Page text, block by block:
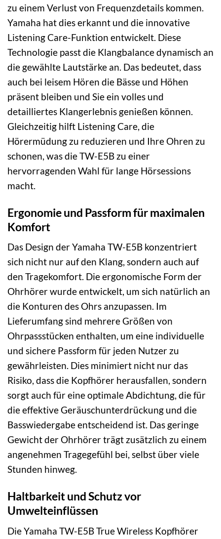
zu einem Verlust von Frequenzdetails kommen.
Yamaha hat dies erkannt und die innovative
Listening Care-Funktion entwickelt. Diese
Technologie passt die Klangbalance dynamisch an
die gewählte Lautstärke an. Das bedeutet, dass
auch bei leisem Hören die Bässe und Höhen
präsent bleiben und Sie ein volles und
detailliertes Klangerlebnis genießen können.
Gleichzeitig hilft Listening Care, die
Hörermüdung zu reduzieren und Ihre Ohren zu
schonen, was die TW-E5B zu einer
hervorragenden Wahl für lange Hörsessions
macht.
Ergonomie und Passform für maximalen
Komfort
Das Design der Yamaha TW-E5B konzentriert
sich nicht nur auf den Klang, sondern auch auf
den Tragekomfort. Die ergonomische Form der
Ohrhörer wurde entwickelt, um sich natürlich an
die Konturen des Ohrs anzupassen. Im
Lieferumfang sind mehrere Größen von
Ohrpassstücken enthalten, um eine individuelle
und sichere Passform für jeden Nutzer zu
gewährleisten. Dies minimiert nicht nur das
Risiko, dass die Kopfhörer herausfallen, sondern
sorgt auch für eine optimale Abdichtung, die für
die effektive Geräuschunterdrückung und die
Basswiedergabe entscheidend ist. Das geringe
Gewicht der Ohrhörer trägt zusätzlich zu einem
angenehmen Tragegefühl bei, selbst über viele
Stunden hinweg.
Haltbarkeit und Schutz vor
Umwelteinflüssen
Die Yamaha TW-E5B True Wireless Kopfhörer